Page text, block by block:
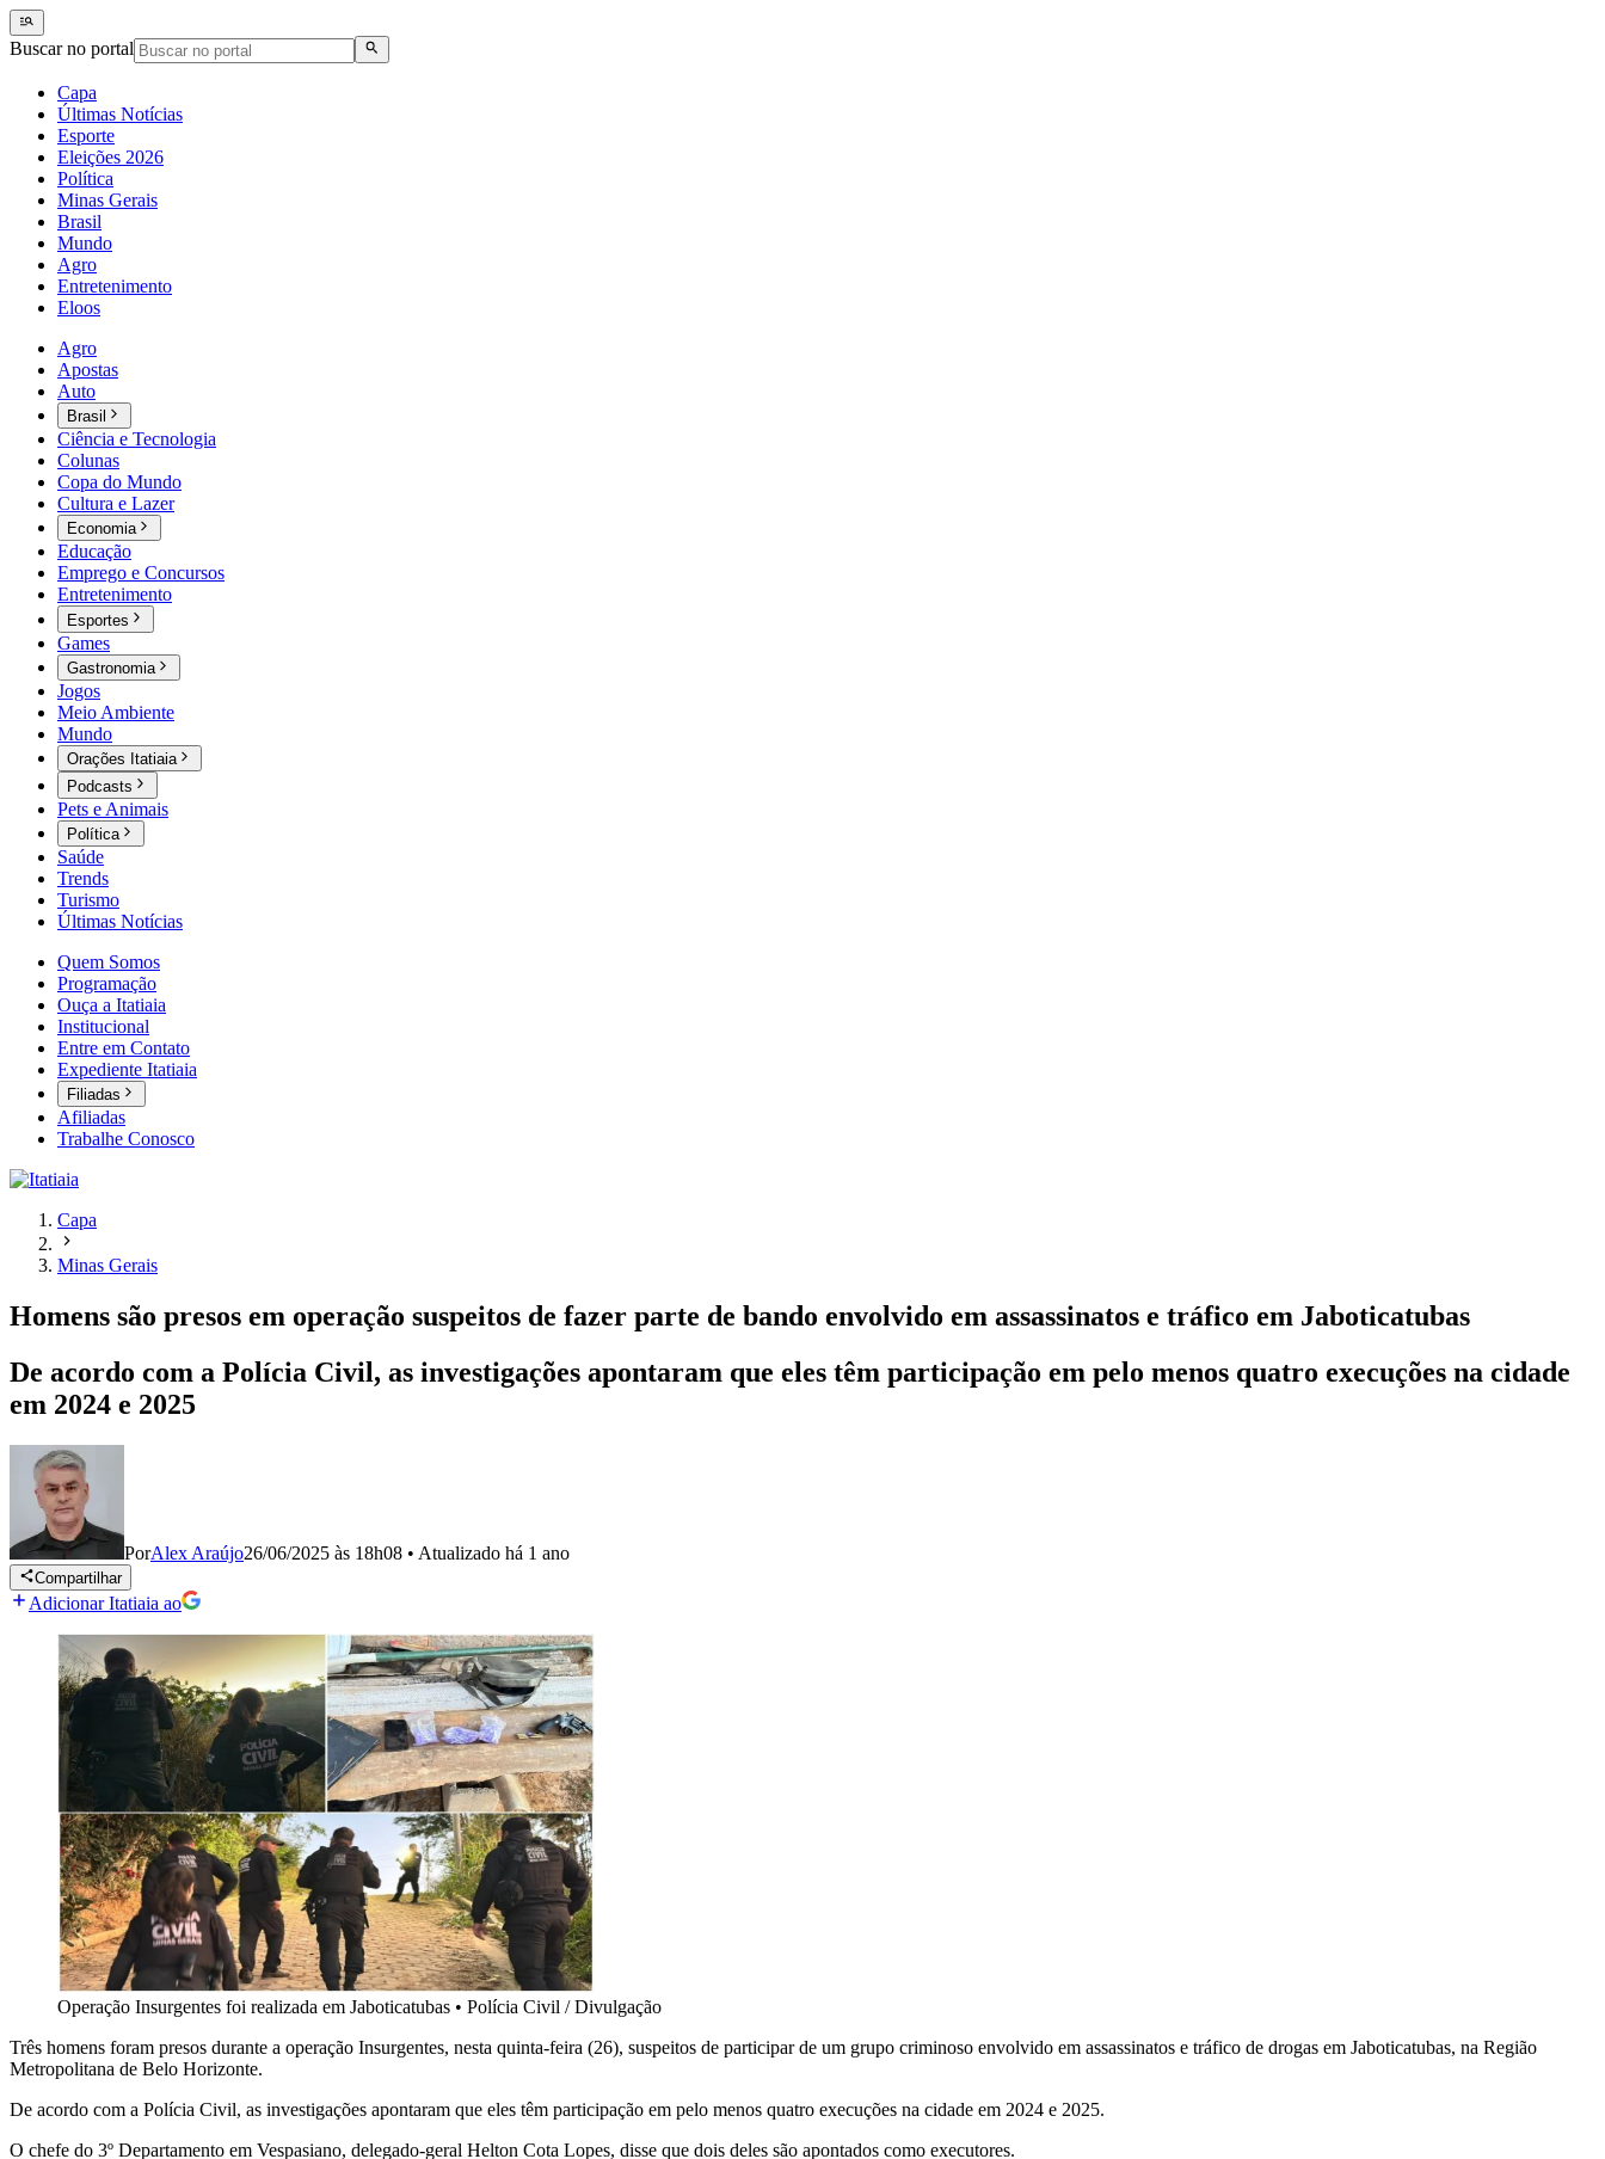
Buscar no portal
Capa
Últimas Notícias
Esporte
Eleições 2026
Política
Minas Gerais
Brasil
Mundo
Agro
Entretenimento
Eloos
Agro
Apostas
Auto
Brasil
Ciência e Tecnologia
Colunas
Copa do Mundo
Cultura e Lazer
Economia
Educação
Emprego e Concursos
Entretenimento
Esportes
Games
Gastronomia
Jogos
Meio Ambiente
Mundo
Orações Itatiaia
Podcasts
Pets e Animais
Política
Saúde
Trends
Turismo
Últimas Notícias
Quem Somos
Programação
Ouça a Itatiaia
Institucional
Entre em Contato
Expediente Itatiaia
Filiadas
Afiliadas
Trabalhe Conosco
Capa
Minas Gerais
Homens são presos em operação suspeitos de fazer parte de bando envolvido em assassinatos e tráfico em Jaboticatubas
De acordo com a Polícia Civil, as investigações apontaram que eles têm participação em pelo menos quatro execuções na cidade
em 2024 e 2025
PorAlex Araújo26/06/2025 às 18h08 • Atualizado há 1 ano
Compartilhar
Adicionar Itatiaia ao
Operação Insurgentes foi realizada em Jaboticatubas • Polícia Civil / Divulgação
Três homens foram presos durante a operação Insurgentes, nesta quinta-feira (26), suspeitos de participar de um grupo criminoso envolvido em assassinatos e tráfico de drogas em Jaboticatubas, na Região
Metropolitana de Belo Horizonte.
De acordo com a Polícia Civil, as investigações apontaram que eles têm participação em pelo menos quatro execuções na cidade em 2024 e 2025.
O chefe do 3º Departamento em Vespasiano, delegado-geral Helton Cota Lopes, disse que dois deles são apontados como executores.